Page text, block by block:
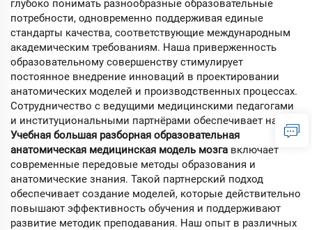
глубоко понимать разнообразные образовательные
потребности, одновременно поддерживая единые
стандарты качества, соответствующие международным
академическим требованиям. Наша приверженность
образовательному совершенству стимулирует
постоянное внедрение инноваций в проектировании
анатомических моделей и производственных процессах.
Сотрудничество с ведущими медицинскими педагогами
и институциональными партнёрами обеспечивает нашу
Учебная большая разборная образовательная
анатомическая медицинская модель мозга включает
современные передовые методы образования и
анатомические знания. Такой партнерский подход
обеспечивает создание моделей, которые действительно
повышают эффективность обучения и поддерживают
развитие методик преподавания. Наш опыт в различных